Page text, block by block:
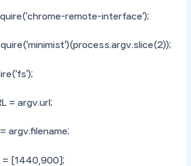
remote-interface’);
= argv.url;
argv.filename;
[1440,900];